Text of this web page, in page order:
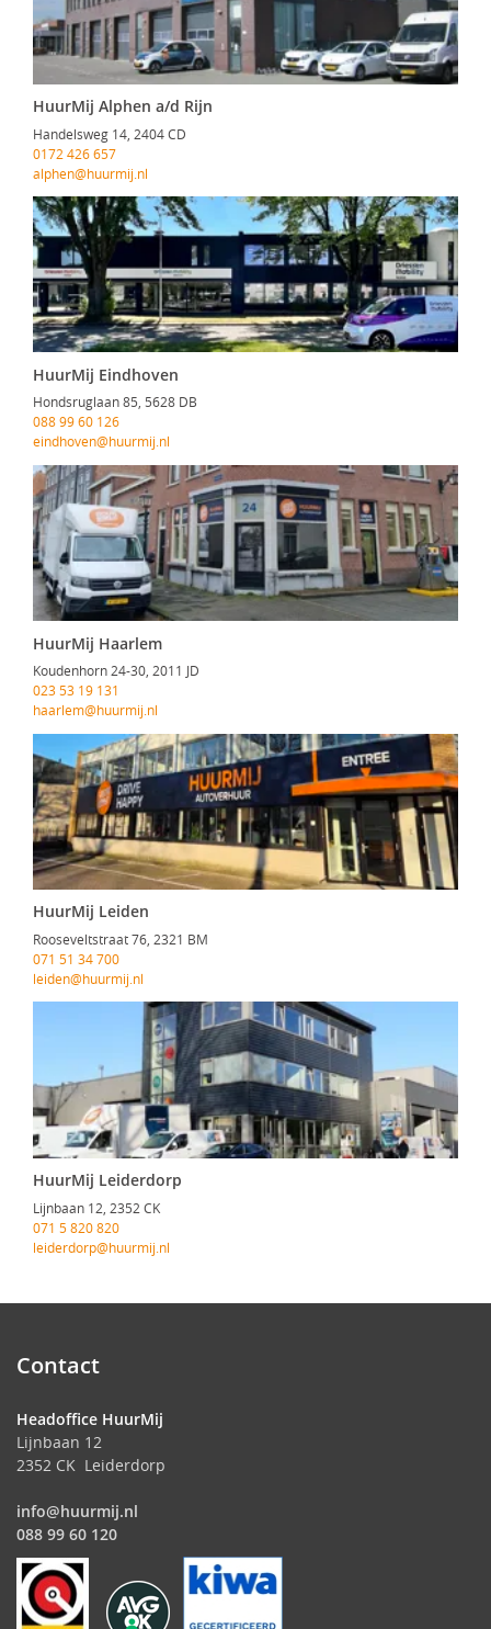
HuurMij Alphen a/d Rijn
Handelsweg 14, 2404 CD
0172 426 657
alphen@huurmij.nl
HuurMij Eindhoven
Hondsruglaan 85, 5628 DB
088 99 60 126
eindhoven@huurmij.nl
HuurMij Haarlem
Koudenhorn 24-30, 2011 JD
023 53 19 131
haarlem@huurmij.nl
HuurMij Leiden
Rooseveltstraat 76, 2321 BM
071 51 34 700
leiden@huurmij.nl
HuurMij Leiderdorp
Lijnbaan 12, 2352 CK
071 5 820 820
leiderdorp@huurmij.nl
Contact
Headoffice HuurMij
Lijnbaan 12
2352 CK Leiderdorp
info@huurmij.nl
088 99 60 120